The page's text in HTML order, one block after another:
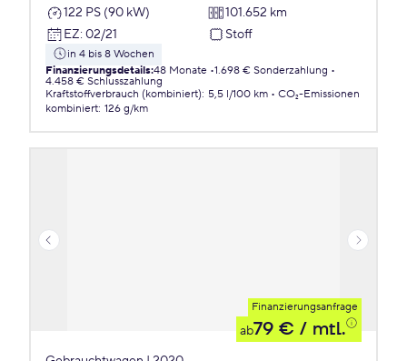
122 PS (90 kW)
101.652 km
EZ: 02/21 Stoff
in 4 bis 8 Wochen
Finanzierungsdetails:48 Monate 1.698 € Sonderzahlung
4.458 € Schlusszahlung
Kraftstoffverbrauch (kombiniert): 5,5 l/100 km
CO₂-Emissionen
kombiniert: 126 g/km
Finanzierungsanfrage
ab79 € / mtl.